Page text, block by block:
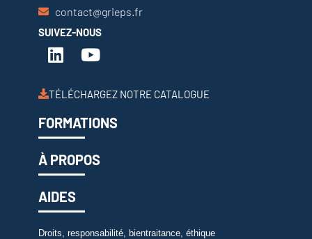
contact@grieps.fr
SUIVEZ-NOUS
TÉLÉCHARGEZ NOTRE CATALOGUE
FORMATIONS
À PROPOS
AIDES
Droits, responsabilité, bientraitance, éthique